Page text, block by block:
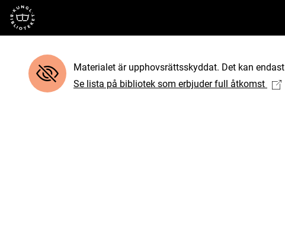
Till startsidan
Materialet är upphovsrättsskyddat. Det kan
Se lista på bibliotek som erbjuder full åtkomst